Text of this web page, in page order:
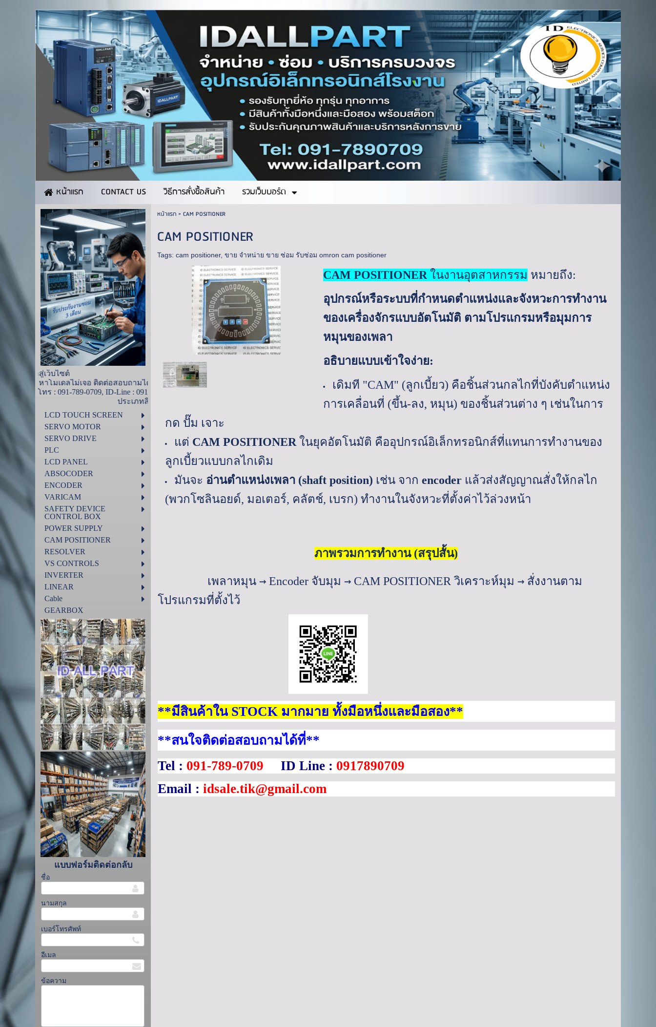
หน้าแรก CONTACT US วิธีการสั่งซื้อสินค้า รวมเว็บบอร์ด
ยินดีต้อนรับเข้าสู่เว็บไซต์
มเดลไม่เจอ ติดต่อสอบถามได้ที่ ไอดีน้ำ
: 091-789-0709, ID-Line : 0917890709
LCD TOUCH SCREEN
SERVO MOTOR
SERVO DRIVE
PLC
LCD PANEL
ABSOCODER
ENCODER
VARICAM
SAFETY DEVICE
CONTROL BOX
POWER SUPPLY
CAM POSITIONER
RESOLVER
VS CONTROLS
INVERTER
LINEAR
Cable
GEARBOX
แบบฟอร์มติดต่อกลับ
ชื่อ
นามสกุล
เบอร์โทรศัพท์
อีเมล
ข้อความ
หน้าแรก> CAM POSITIONER
CAM POSITIONER
Tags:cam positioner,ขาย จำหน่าย ขาย ซ่อม รับซ่อม omron cam positioner
CAM POSITIONER ในงานอุตสาหกรรม หมายถึง:
อุปกรณ์หรือระบบที่กำหนดตำแหน่งและจังหวะการทำงาน
ของเครื่องจักรแบบอัตโนมัติ ตามโปรแกรมหรือมุมการ
หมุนของเพลา
อธิบายแบบเข้าใจง่าย:
เดิมที "CAM" (ลูกเบี้ยว) คือชิ้นส่วนกลไกที่บังคับตำแหน่ง
การเคลื่อนที่ (ขึ้น-ลง, หมุน) ของชิ้นส่วนต่าง ๆ เช่นในการ
กด ปั๊ม เจาะ
แต่ CAM POSITIONER ในยุคอัตโนมัติ คืออุปกรณ์อิเล็กทรอนิกส์ที่แทนการทำงานของ
ลูกเบี้ยวแบบกลไกเดิม
มันจะ อ่านตำแหน่งเพลา (shaft position) เช่น จาก encoder แล้วส่งสัญญาณสั่งให้กลไก
(พวกโซลินอยด์, มอเตอร์, คลัตช์, เบรก) ทำงานในจังหวะที่ตั้งค่าไว้ล่วงหน้า
ภาพรวมการทำงาน (สรุปสั้น)
เพลาหมุน →Encoder จับมุม → CAMPOSITIONER วิเคราะห์มุม → สั่งงานตาม
โปรแกรมที่ตั้งไว้
**มีสินค้าในSTOCK มากมาย ทั้งมือหนึ่งและมือสอง**
**สนใจติดต่อสอบถามได้ที่**
Tel : 091-789-0709 ID Line : 0917890709
Email : idsale.tik@gmail.com